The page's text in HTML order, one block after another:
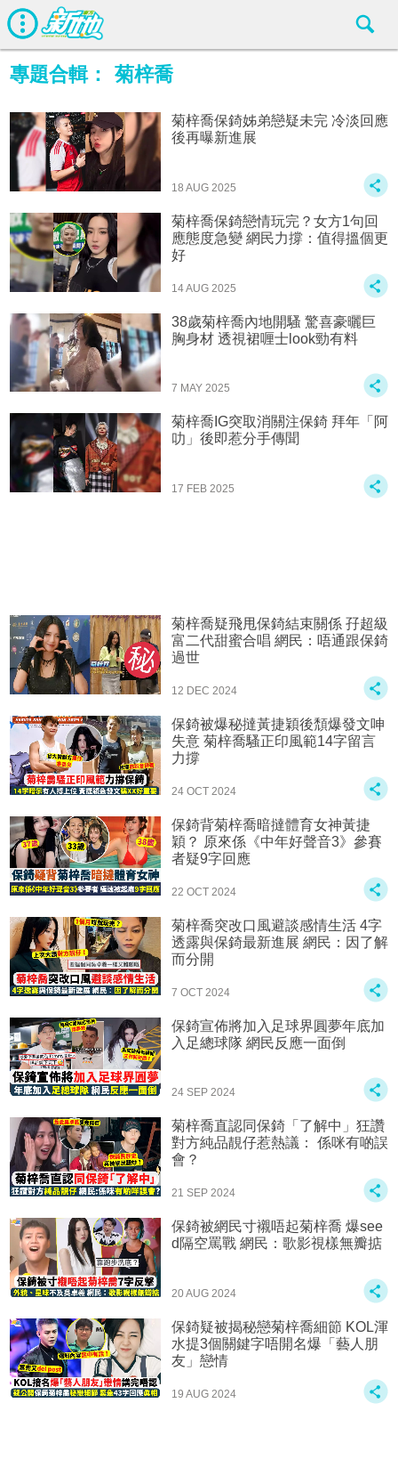
專題合輯： 菊梓喬
菊梓喬保錡姊弟戀疑未完 冷淡回應
後再曝新進展
18 AUG 2025
菊梓喬保錡戀情玩完？女方1句回
應態度急變 網民力撐：值得搵個更
好
14 AUG 2025
38歲菊梓喬內地開騷 驚喜豪曬巨
胸身材 透視裙喱士look勁有料
7 MAY 2025
菊梓喬IG突取消關注保錡 拜年「阿
叻」後即惹分手傳聞
17 FEB 2025
菊梓喬疑飛甩保錡結束關係 孖超級
富二代甜蜜合唱 網民：唔通跟保錡
過世
12 DEC 2024
保錡被爆秘撻黃捷穎後頹爆發文呻
失意 菊梓喬騷正印風範14字留言
力撐
24 OCT 2024
保錡背菊梓喬暗撻體育女神黃捷
穎？ 原來係《中年好聲音3》參賽
者疑9字回應
22 OCT 2024
菊梓喬突改口風避談感情生活 4字
透露與保錡最新進展 網民：因了解
而分開
7 OCT 2024
保錡宣佈將加入足球界圓夢年底加
入足總球隊 網民反應一面倒
24 SEP 2024
菊梓喬直認同保錡「了解中」狂讚
對方純品靚仔惹熱議： 係咪有啲誤
會？
21 SEP 2024
保錡被網民寸襯唔起菊梓喬 爆see
d隔空罵戰 網民：歌影視樣無瓣掂
20 AUG 2024
保錡疑被揭秘戀菊梓喬細節 KOL渾
水提3個關鍵字唔開名爆「藝人朋
友」戀情
19 AUG 2024